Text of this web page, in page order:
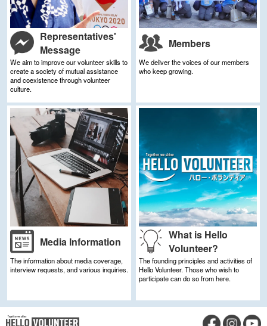
Representatives'
Message
We aim to improve our volunteer skills to
create a society of mutual assistance
and coexistence through volunteer
culture.
Members
We deliver the voices of our members
who keep growing.
Media Information
The information about media coverage,
interview requests, and various inquiries.
What is Hello
Volunteer?
The founding principles and activities of
Hello Volunteer. Those who wish to
participate can do so from here.